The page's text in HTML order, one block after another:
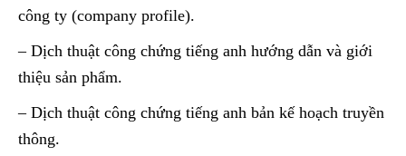
công ty (company profile).
– Dịch thuật công chứng tiếng anh hướng dẫn và giới
thiệu sản phẩm.
– Dịch thuật công chứng tiếng anh bản kế hoạch truyền
thông.